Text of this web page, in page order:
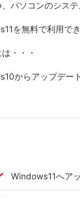
、パソコンのシス
を無料で利用でき
・・・
からアップデー
Windows11へア